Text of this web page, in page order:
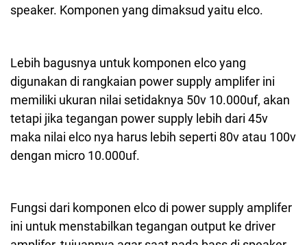
speaker. Komponen yang dimaksud yaitu elco.
Lebih bagusnya untuk komponen elco yang
digunakan di rangkaian power supply amplifer ini
memiliki ukuran nilai setidaknya 50v 10.000uf, akan
tetapi jika tegangan power supply lebih dari 45v
maka nilai elco nya harus lebih seperti 80v atau 100v
dengan micro 10.000uf.
Fungsi dari komponen elco di power supply amplifer
ini untuk menstabilkan tegangan output ke driver